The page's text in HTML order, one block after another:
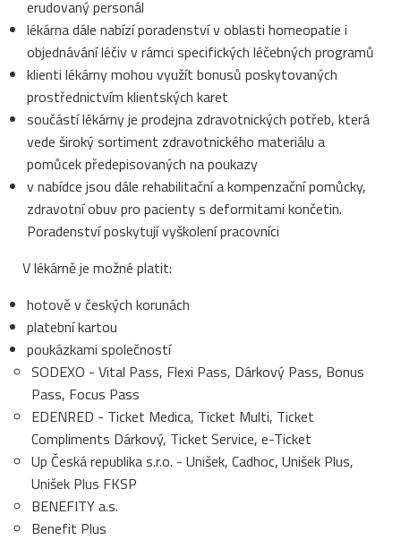
erudovaný personál
lékárna dále nabízí poradenství v oblasti homeopatie i
objednávání léčiv v rámci specifických léčebných programů
klienti lékárny mohou využít bonusů poskytovaných
prostřednictvím klientských karet
součástí lékárny je prodejna zdravotnických potřeb, která
vede široký sortiment zdravotnického materiálu a
pomůcek předepisovaných na poukazy
v nabídce jsou dále rehabilitační a kompenzační pomůcky,
zdravotní obuv pro pacienty s deformitami končetin.
Poradenství poskytují vyškolení pracovníci
V lékárně je možné platit:
hotově v českých korunách
platební kartou
poukázkami společností
SODEXO - Vital Pass, Flexi Pass, Dárkový Pass, Bonus
Pass, Focus Pass
EDENRED - Ticket Medica, Ticket Multi, Ticket
Compliments Dárkový, Ticket Service, e-Ticket
Up Česká republika s.r.o. - Unišek, Cadhoc, Unišek Plus,
Unišek Plus FKSP
BENEFITY a.s.
Benefit Plus